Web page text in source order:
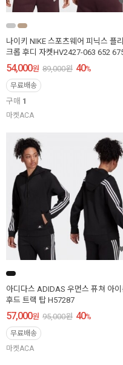
나이키 NIKE 스포츠웨어 피닉스 플
크롭 후디 자켓HV2427-063 652
54,000원 89,000원 40%
무료배송
구매 1
마켓ACA
아디다스 ADIDAS 우먼스 퓨쳐 아
후드 트랙 탑 H57287
57,000원 95,000원 40%
무료배송
마켓ACA